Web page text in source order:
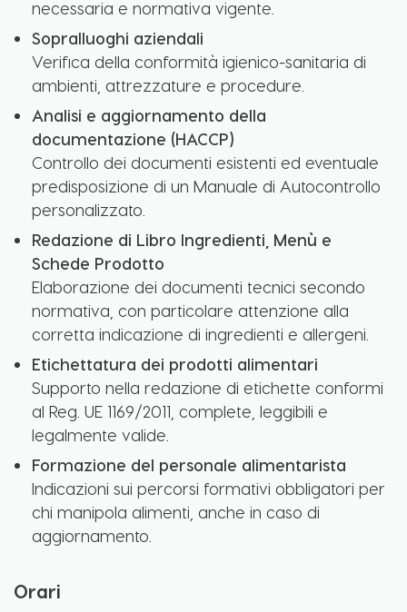
necessaria e normativa vigente.
Sopralluoghi aziendali
Verifica della conformità igienico-sanitaria di
ambienti, attrezzature e procedure.
Analisi e aggiornamento della
documentazione (HACCP)
Controllo dei documenti esistenti ed eventuale
predisposizione di un Manuale di Autocontrollo
personalizzato.
Redazione di Libro Ingredienti, Menù e
Schede Prodotto
Elaborazione dei documenti tecnici secondo
normativa, con particolare attenzione alla
corretta indicazione di ingredienti e allergeni.
Etichettatura dei prodotti alimentari
Supporto nella redazione di etichette conformi
al Reg. UE 1169/2011, complete, leggibili e
legalmente valide.
Formazione del personale alimentarista
Indicazioni sui percorsi formativi obbligatori per
chi manipola alimenti, anche in caso di
aggiornamento.
Orari